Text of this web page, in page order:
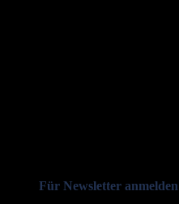
Für Newsletter anmelden